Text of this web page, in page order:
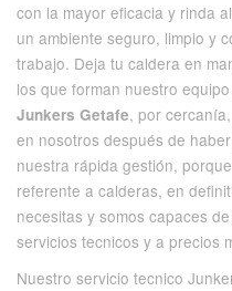
con la mayor eficacia y rinda
un ambiente seguro, limpio y
trabajo. Deja tu caldera en
los que forman nuestro
Junkers Getafe, por
en nosotros después de
nuestra rápida gestión,
referente a calderas, en
necesitas y somos capaces
servicios tecnicos y a precios
Nuestro servicio tecnico